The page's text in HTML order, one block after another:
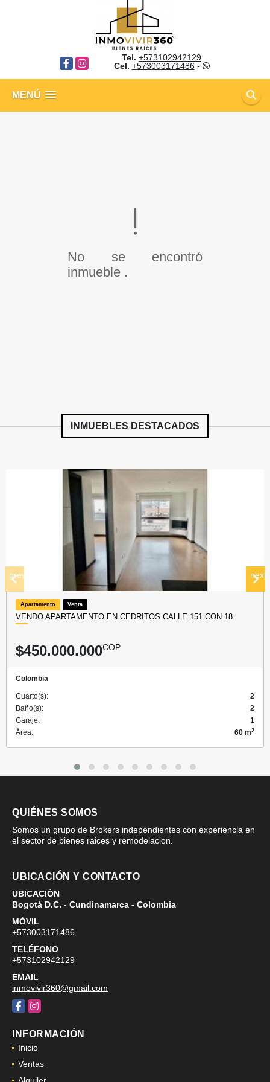
FacebookInstagram
Tel. +573102942129
Cel. +573003171486 -
MENÚ
No se encontró
inmueble .
INMUEBLES DESTACADOS
Apartamento Venta
VENDO APARTAMENTO EN CEDRITOS CALLE 151 CON 18
$450.000.000COP
Colombia
Cuarto(s):
2
Baño(s):
2
Garaje:
1
Área:
60 m2
prev next
QUIÉNES SOMOS
Somos un grupo de Brokers independientes con experiencia en
el sector de bienes raices y remodelacion.
UBICACIÓN Y CONTACTO
UBICACIÓN
Bogotá D.C. - Cundinamarca - Colombia
MÓVIL
+573003171486
TELÉFONO
+573102942129
EMAIL
inmovivir360@gmail.com
FacebookInstagram
INFORMACIÓN
Inicio
Ventas